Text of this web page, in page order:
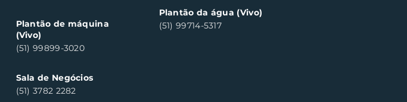
Plantão de máquina
(Vivo)
(51) 99899-3020
Sala de Negócios
(51) 3782 2282
Plantão da água (Vivo)
(51) 99714-5317